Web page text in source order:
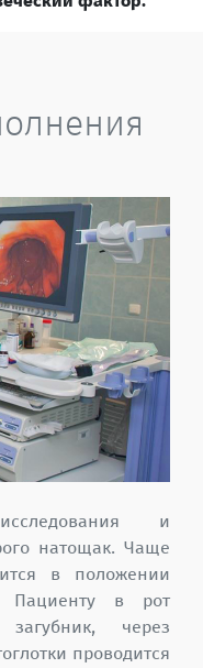
и
натощак. Чаще
в положении
Пациенту в рот
через
проводится